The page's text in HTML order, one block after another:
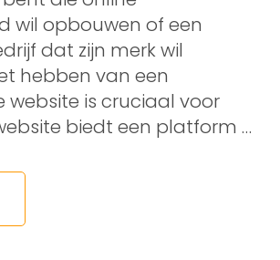
wil opbouwen of een
dat zijn merk wil
hebben van een
website is cruciaal voor
biedt een platform …